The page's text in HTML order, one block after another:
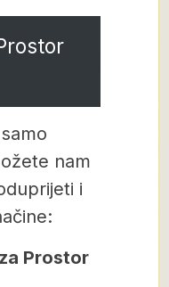
nam
i
Prostor